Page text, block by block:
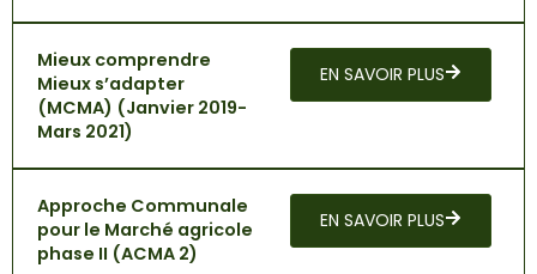
Mieux comprendre
Mieux s’adapter
(MCMA) (Janvier 2019-
Mars 2021)
EN SAVOIR PLUS
Approche Communale
pour le Marché agricole
phase II (ACMA 2)
EN SAVOIR PLUS